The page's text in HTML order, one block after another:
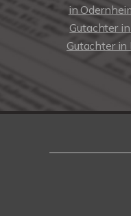
in
Gutachter
Gutachter in